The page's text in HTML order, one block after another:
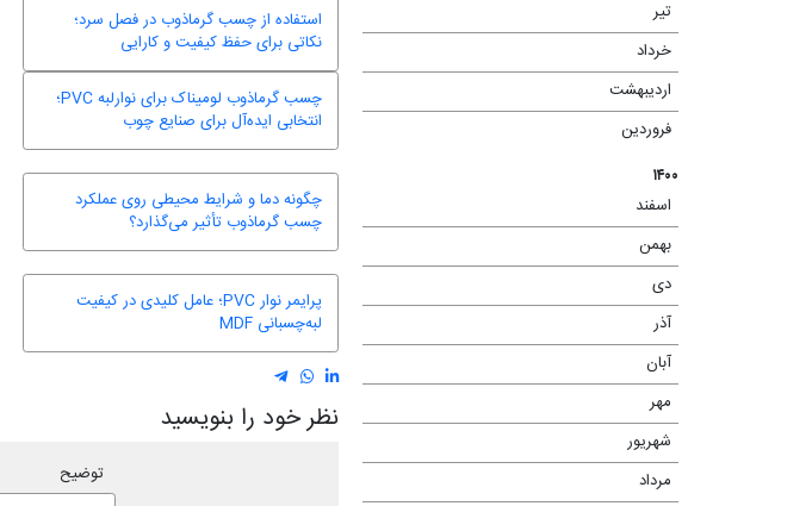
تیر
خرداد
اردیبهشت
فروردین
۱۴۰۰
اسفند
بهمن
دی
آذر
آبان
مهر
شهریور
مرداد
استفاده از چسب گرماذوب در فصل سرد؛
نکاتی برای حفظ کیفیت و کارایی
چسب گرماذوب لومیناک برای نوارلبه PVC؛
انتخابی ایده‌آل برای صنایع چوب
چگونه دما و شرایط محیطی روی عملکرد
چسب گرماذوب تأثیر می‌گذارد؟
پرایمر نوار PVC؛ عامل کلیدی در کیفیت
لبه‌چسبانی MDF
نظر خود را بنویسید
توضیح